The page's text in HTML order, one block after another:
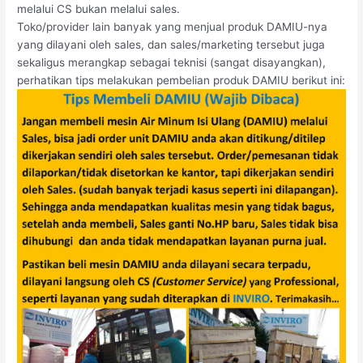
melalui CS bukan melalui sales.
Toko/provider lain banyak yang menjual produk DAMIU-nya
yang dilayani oleh sales, dan sales/marketing tersebut juga
sekaligus merangkap sebagai teknisi (sangat disayangkan),
perhatikan tips melakukan pembelian produk DAMIU berikut ini: